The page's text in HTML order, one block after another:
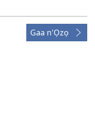
Gaa n'Ọzọ